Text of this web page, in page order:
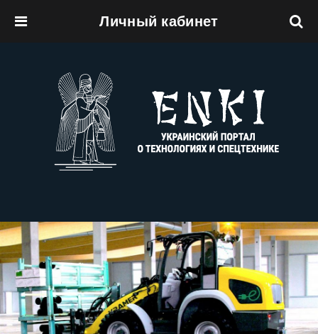
Личный кабинет